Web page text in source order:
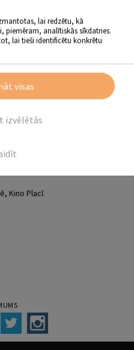
un sarīko pēdējā desmitgadē
aprimusi, viņiem saprot – ja
bet uzreiz izteikuši visu, kas uz
Galu galā abi vienojas tiem
otram izdarīt to, ko vienmēr
Zelenskis.
Koševojs, Nadežda
watch?v=36H3Iue0T2U
Kino Placī.
lai redzētu, kā
piemēram, analītiskās sīkdatnes.
lai tieši identificētu konkrētu
izvēlētās
visas